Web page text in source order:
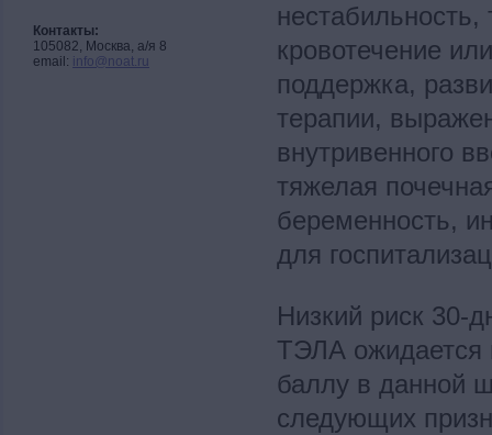
Контакты:
105082, Москва, а/я 8
email: info@noat.ru
кровотечение
поддержка,
терапии,
внутривенного
тяжелая
беременность,
для
Низкий риск 30-
ТЭЛА ожидается
баллу в данной
следующих